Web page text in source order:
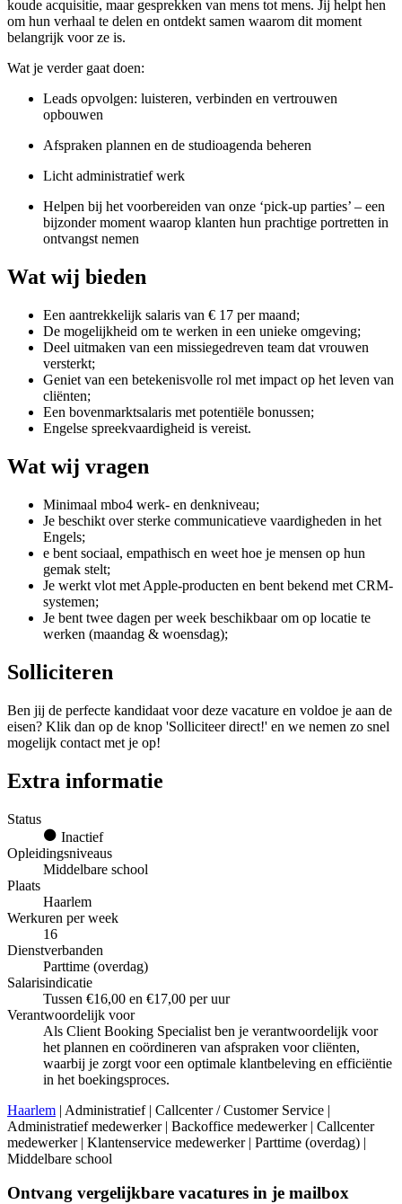
koude acquisitie, maar gesprekken van mens tot mens. Jij helpt hen
om hun verhaal te delen en ontdekt samen waarom dit moment
belangrijk voor ze is.
Wat je verder gaat doen:
Leads opvolgen: luisteren, verbinden en vertrouwen
opbouwen
Afspraken plannen en de studioagenda beheren
Licht administratief werk
Helpen bij het voorbereiden van onze ‘pick-up parties’ – een
bijzonder moment waarop klanten hun prachtige portretten in
ontvangst nemen
Wat wij bieden
Een aantrekkelijk salaris van € 17 per maand;
De mogelijkheid om te werken in een unieke omgeving;
Deel uitmaken van een missiegedreven team dat vrouwen
versterkt;
Geniet van een betekenisvolle rol met impact op het leven van
cliënten;
Een bovenmarktsalaris met potentiële bonussen;
Engelse spreekvaardigheid is vereist.
Wat wij vragen
Minimaal mbo4 werk- en denkniveau;
Je beschikt over sterke communicatieve vaardigheden in het
Engels;
e bent sociaal, empathisch en weet hoe je mensen op hun
gemak stelt;
Je werkt vlot met Apple-producten en bent bekend met CRM-
systemen;
Je bent twee dagen per week beschikbaar om op locatie te
werken (maandag & woensdag);
Solliciteren
Ben jij de perfecte kandidaat voor deze vacature en voldoe je aan de
eisen? Klik dan op de knop 'Solliciteer direct!' en we nemen zo snel
mogelijk contact met je op!
Extra informatie
Status
Inactief
Opleidingsniveaus
Middelbare school
Plaats
Haarlem
Werkuren per week
16
Dienstverbanden
Parttime (overdag)
Salarisindicatie
Tussen €16,00 en €17,00 per uur
Verantwoordelijk voor
Als Client Booking Specialist ben je verantwoordelijk voor
het plannen en coördineren van afspraken voor cliënten,
waarbij je zorgt voor een optimale klantbeleving en efficiëntie
in het boekingsproces.
Haarlem | Administratief | Callcenter / Customer Service |
Administratief medewerker | Backoffice medewerker | Callcenter
medewerker | Klantenservice medewerker | Parttime (overdag) |
Middelbare school
Ontvang vergelijkbare vacatures in je mailbox